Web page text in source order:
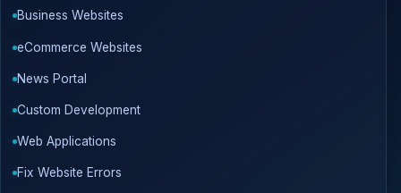
Business Websites
eCommerce Websites
News Portal
Custom Development
Web Applications
Fix Website Errors